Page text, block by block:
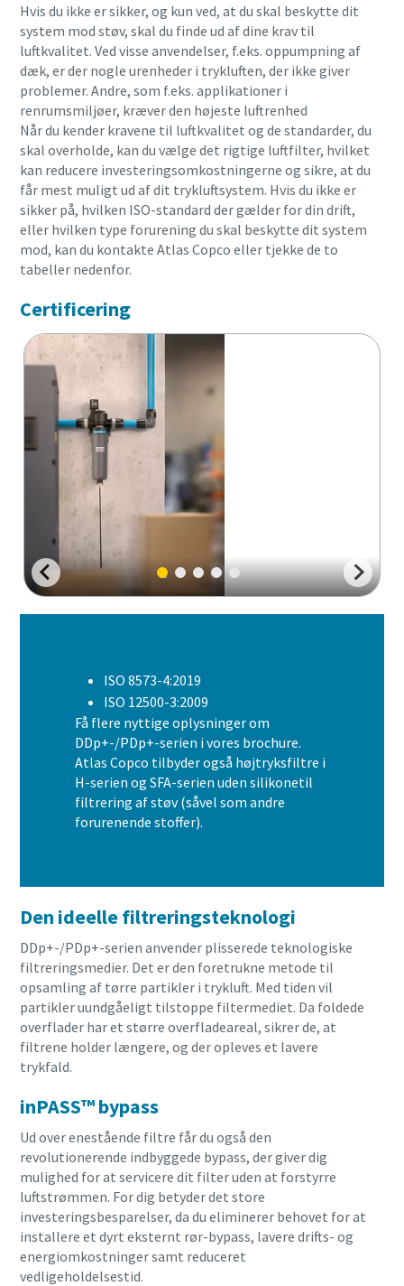
Hvis du ikke er sikker, og kun ved, at du skal beskytte dit
system mod støv, skal du finde ud af dine krav til
luftkvalitet. Ved visse anvendelser, f.eks. oppumpning af
dæk, er der nogle urenheder i trykluften, der ikke giver
problemer. Andre, som f.eks. applikationer i
renrumsmiljøer, kræver den højeste luftrenhed
Når du kender kravene til luftkvalitet og de standarder, du
skal overholde, kan du vælge det rigtige luftfilter, hvilket
kan reducere investeringsomkostningerne og sikre, at du
får mest muligt ud af dit trykluftsystem. Hvis du ikke er
sikker på, hvilken ISO-standard der gælder for din drift,
eller hvilken type forurening du skal beskytte dit system
mod, kan du kontakte Atlas Copco eller tjekke de to
tabeller nedenfor.
Certificering
ISO 8573-4:2019
ISO 12500-3:2009
Få flere nyttige oplysninger om
DDp+-/PDp+-serien i vores brochure.
Atlas Copco tilbyder også højtryksfiltre i
H-serien og SFA-serien uden silikonetil
filtrering af støv (såvel som andre
forurenende stoffer).
Den ideelle filtreringsteknologi
DDp+-/PDp+-serien anvender plisserede teknologiske
filtreringsmedier. Det er den foretrukne metode til
opsamling af tørre partikler i trykluft. Med tiden vil
partikler uundgåeligt tilstoppe filtermediet. Da foldede
overflader har et større overfladeareal, sikrer de, at
filtrene holder længere, og der opleves et lavere
trykfald.
inPASS™ bypass
Ud over enestående filtre får du også den
revolutionerende indbyggede bypass, der giver dig
mulighed for at servicere dit filter uden at forstyrre
luftstrømmen. For dig betyder det store
investeringsbesparelser, da du eliminerer behovet for at
installere et dyrt eksternt rør-bypass, lavere drifts- og
energiomkostninger samt reduceret
vedligeholdelsestid.